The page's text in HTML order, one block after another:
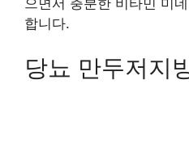
합니다.
당뇨 만두저지